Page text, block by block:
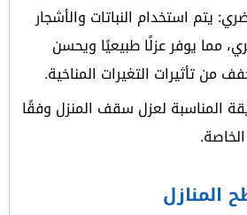
يتم استخدام النباتات والأشجار
مما يوفر عزلًا طبيعيًا ويحسن
من تأثيرات التغيرات المناخية.
المناسبة لعزل سقف المنزل وفقًا
المنازل